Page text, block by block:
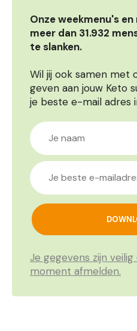
Onze weekmenu's
meer dan 31.932
te slanken.
Wil jij ook samen met
geven aan jouw Keto
je beste e-mail adres
Je gegevens zijn
moment afmelden.